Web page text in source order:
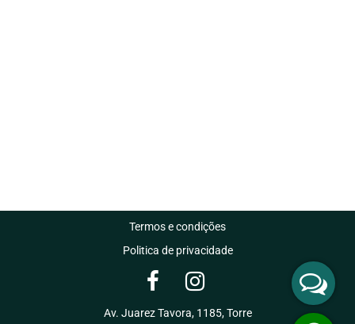
Termos e condições
Politica de privacidade
Av. Juarez Tavora, 1185, Torre